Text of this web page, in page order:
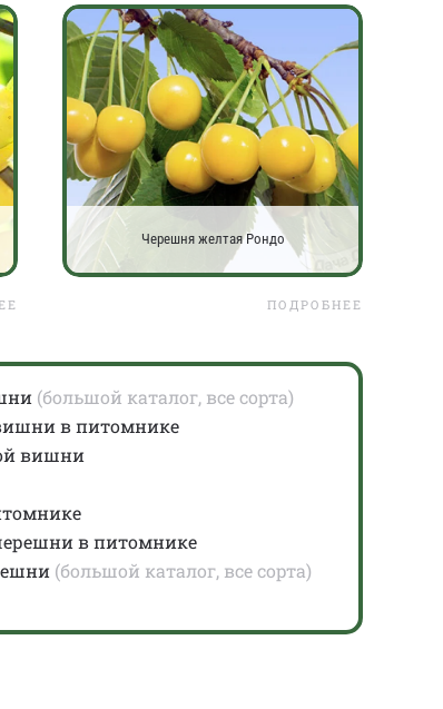
Черешня желтая Рондо
ПОДРОБНЕЕ
(большой каталог, все сорта)
в питомнике
вишни
в питомнике
(большой каталог, все сорта)